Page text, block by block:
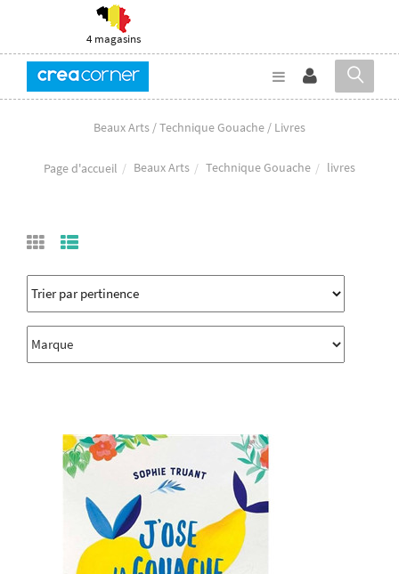
4 magasins
Beaux Arts / Technique Gouache / Livres
Page d'accueil Beaux Arts Technique Gouache livres